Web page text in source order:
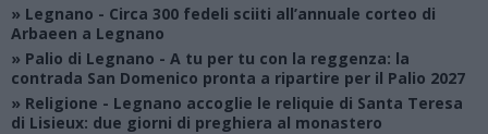
» Legnano - Circa 300 fedeli sciiti all’annuale corteo di
Arbaeen a Legnano
» Palio di Legnano - A tu per tu con la reggenza: la
contrada San Domenico pronta a ripartire per il Palio 2027
» Religione - Legnano accoglie le reliquie di Santa Teresa
di Lisieux: due giorni di preghiera al monastero